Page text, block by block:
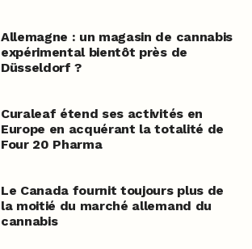
Allemagne : un magasin de cannabis
expérimental bientôt près de
Düsseldorf ?
Curaleaf étend ses activités en
Europe en acquérant la totalité de
Four 20 Pharma
Le Canada fournit toujours plus de
la moitié du marché allemand du
cannabis